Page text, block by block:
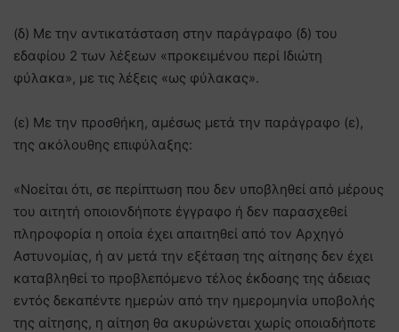
(δ) Με την αντικατάσταση στην παράγραφο (δ) του
εδαφίου 2 των λέξεων «προκειμένου περί Ιδιώτη
φύλακα», με τις λέξεις «ως φύλακας».
(ε) Με την προσθήκη, αμέσως μετά την παράγραφο (ε),
της ακόλουθης επιφύλαξης:
«Νοείται ότι, σε περίπτωση που δεν υποβληθεί από μέρους
του αιτητή οποιονδήποτε έγγραφο ή δεν παρασχεθεί
πληροφορία η οποία έχει απαιτηθεί από τον Αρχηγό
Αστυνομίας, ή αν μετά την εξέταση της αίτησης δεν έχει
καταβληθεί το προβλεπόμενο τέλος έκδοσης της άδειας
εντός δεκαπέντε ημερών από την ημερομηνία υποβολής
της αίτησης, η αίτηση θα ακυρώνεται χωρίς οποιαδήποτε